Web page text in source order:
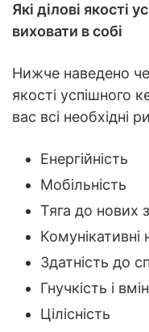
Які ділові якості
виховати в собі
Нижче наведено
якості успішного
вас всі необхідні
Енергійність
Мобільність
Тяга до нових
Комунікативні
Здатність до
Гнучкість і
Цілісність